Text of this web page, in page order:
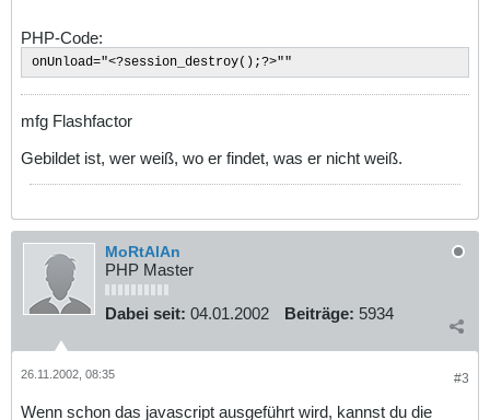
PHP-Code:
onUnload="<?session_destroy();?>""
mfg Flashfactor
Gebildet ist, wer weiß, wo er findet, was er nicht weiß.
MoRtAlAn
PHP Master
Dabei seit: 04.01.2002 Beiträge: 5934
#3
26.11.2002, 08:35
Wenn schon das javascript ausgeführt wird, kannst du die